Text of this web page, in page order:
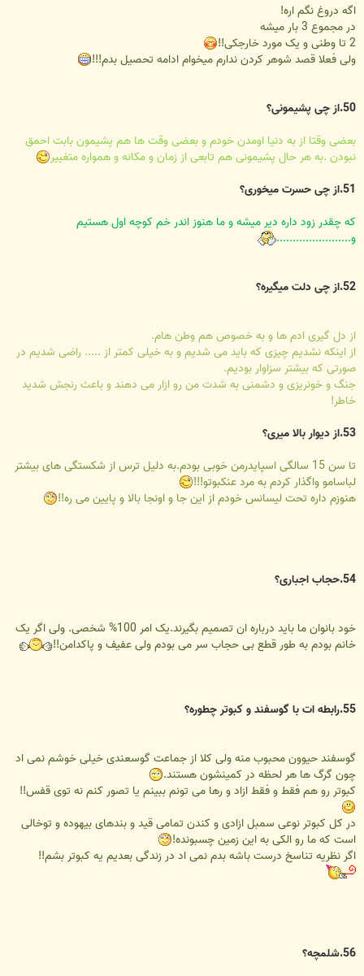
اگه دروغ نگم اره!
در مجموع 3 بار میشه
2 تا وطنی و یک مورد خارجکی!!
ولی فعلا قصد شوهر کردن ندارم میخوام ادامه تحصیل بدم!!!
50.از چی پشیمونی؟
بعضی وقتا از به دنیا اومدن خودم و بعضی وقت ها هم پشیمون بابت احمق
نبودن .به هر حال پشیمونی هم تابعی از زمان و مکانه و همواره متغییر
51.از چی حسرت میخوری؟
که چقدر زود داره دیر میشه و ما هنوز اندر خم کوچه اول هستیم
و.......................
52.از چی دلت میگیره؟
از دل گیری ادم ها و به خصوص هم وطن هام.
از اینکه نشدیم چیزی که باید می شدیم و به خیلی کمتر از ..... راضی شدیم در
صورتی که بیشتر سزاوار بودیم.
جنگ و خونریزی و دشمنی به شدت من رو ازار می دهند و باعث رنجش شدید
خاطر!
53.از دیوار بالا میری؟
تا سن 15 سالگی اسپایدرمن خوبی بودم.به دلیل ترس از شکستگی های بیشتر
لباسامو واگذار کردم به مرد عنکبوتو!!!
هنوزم داره تحت لیسانس خودم از این جا و اونجا بالا و پایین می ره!!
54.حجاب اجباری؟
خود بانوان ما باید درباره ان تصمیم بگیرند.یک امر 100% شخصی. ولی اگر یک
خانم بودم به طور قطع بی حجاب سر می بودم ولی عفیف و پاکدامن!!
55.رابطه ات با گوسفند و کبوتر چطوره؟
گوسفند حیوون محبوب منه ولی کلا از جماعت گوسعندی خیلی خوشم نمی اد
چون گرگ ها هر لحظه در کمینشون هستند.
کبوتر رو هم فقط و فقط ازاد و رها می تونم ببینم یا تصور کنم نه توی قفس!!
در کل کبوتر نوعی سمبل ازادی و کندن تمامی قید و بندهای بیهوده و توخالی
است که ما رو الکی به این زمین چسبونده!
اگر نظریه تناسخ درست باشه بدم نمی اد در زندگی بعدیم یه کبوتر بشم!!
56.شلمچه؟